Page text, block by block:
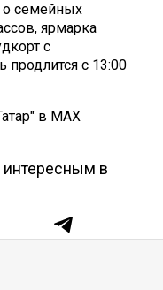
о семейных
ярмарка
с
продлится с 13:00
в МАХ
в